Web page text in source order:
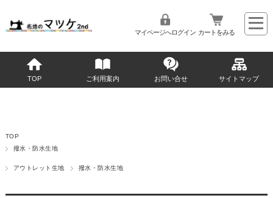
マイページへログイン カートをみる
TOP ご利用案内 お問い合せ サイトマップ
TOP
撥水・防水生地
アウトレット生地 撥水・防水生地